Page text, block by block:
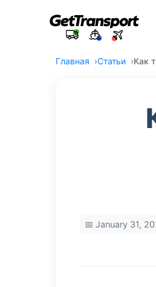
Главная Статьи Как
📅 January 31,